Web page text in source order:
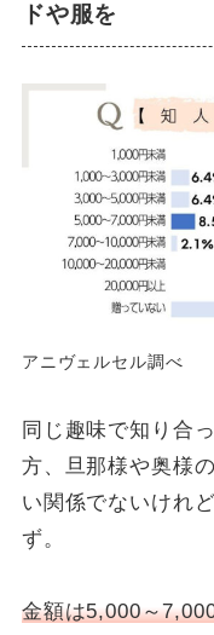
ドや服を
アニヴェルセル調べ
同じ趣味で知り合
方、旦那様や奥様
い関係でないけれ
ず。
金額は5,000～